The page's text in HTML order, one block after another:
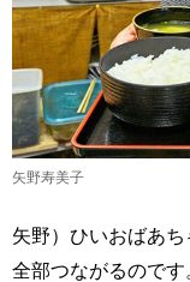
矢野寿美子
矢野）ひいおばあ
全部つながるのです